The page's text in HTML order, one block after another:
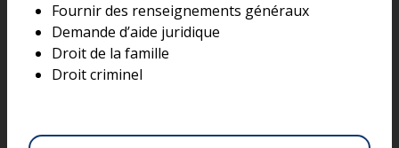
Fournir des renseignements généraux
Demande d’aide juridique
Droit de la famille
Droit criminel